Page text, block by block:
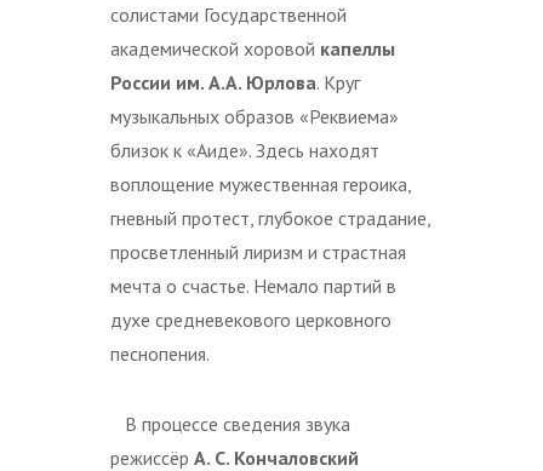
солистами Государственной
академической хоровой капеллы
России им. А.А. Юрлова. Круг
музыкальных образов «Реквиема»
близок к «Аиде». Здесь находят
воплощение мужественная героика,
гневный протест, глубокое страдание,
просветленный лиризм и страстная
мечта о счастье. Немало партий в
духе средневекового церковного
песнопения.
В процессе сведения звука
режиссёр А. С. Кончаловский